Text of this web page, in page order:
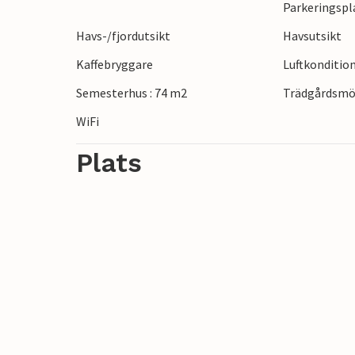
känd för sina pittoreska landskap och
naturreservatet eller promenera till
Den kulturintresserade kan ta en tur till
Havs-/fjordutsikt Havsutsikt
Kaffebryggare
Semesterhus : 74 m2
WiFi
Plats